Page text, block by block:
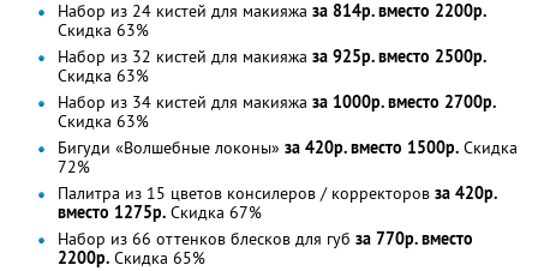
Набор из 24 кистей для макияжа за 814р. вместо 2200р.
Скидка 63%
Набор из 32 кистей для макияжа за 925р. вместо 2500р.
Скидка 63%
Набор из 34 кистей для макияжа за 1000р. вместо 2700р.
Скидка 63%
Бигуди «Волшебные локоны» за 420р. вместо 1500р. Скидка
72%
Палитра из 15 цветов консилеров / корректоров за 420р.
вместо 1275р. Скидка 67%
Набор из 66 оттенков блесков для губ за 770р. вместо
2200р. Скидка 65%